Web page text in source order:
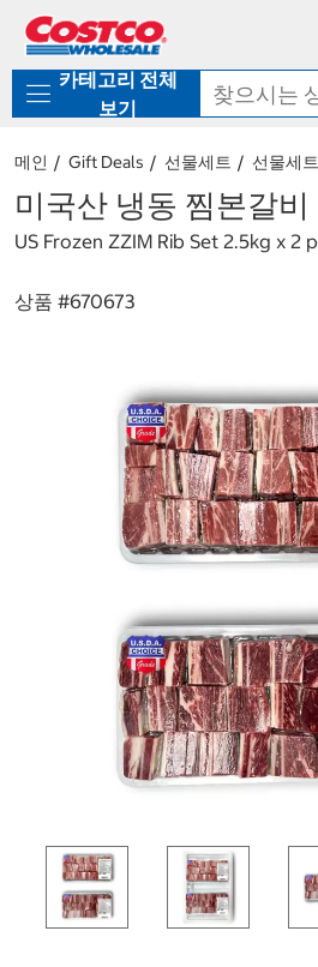
로
기
가
카테고리 전체
보기
메인 Gift Deals 선물세트 선물세트
미국산 냉동 찜본갈비
US Frozen ZZIM Rib Set 2.5kg x 2
상품 #670673